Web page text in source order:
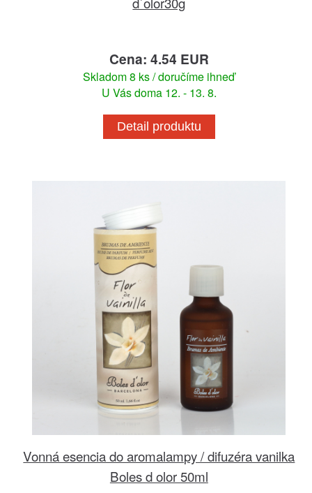
Cena: 4.54 EUR
Skladom 8 ks / doručíme ihneď
U Vás doma 12. - 13. 8.
Detail produktu
Vonná esencia do aromalampy / difuzéra vanilka
Boles d olor 50ml